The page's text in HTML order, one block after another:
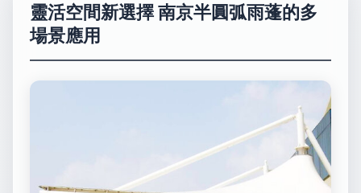
靈活空間新選擇 南京半圓弧雨蓬的多
場景應用